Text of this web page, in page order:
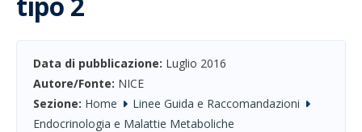
Data di pubblicazione: Luglio 2016
Autore/Fonte: NICE
Sezione: Home
Linee Guida e Raccomandazioni
Endocrinologia e Malattie Metaboliche